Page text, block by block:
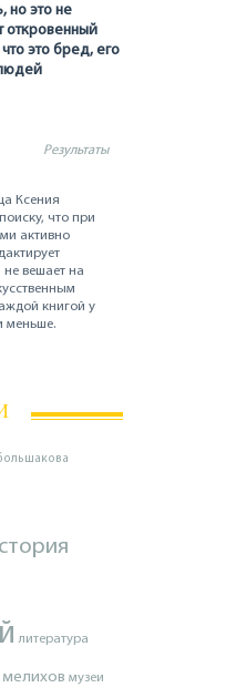
но это не
откровенный
это бред, его
Результаты
Ксения
что при
активно
вешает на
книгой у
меньше.
литература
мелихов музеи